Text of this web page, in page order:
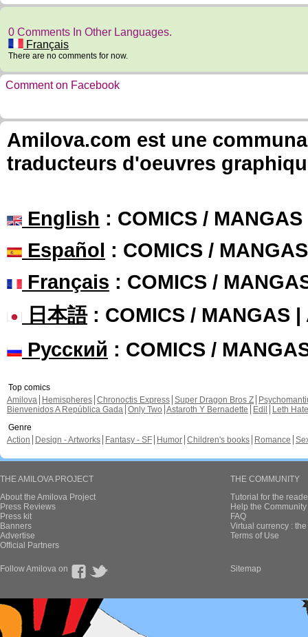
0 Comments In Other Languages.
Français
There are no comments for now.
Comment on Facebook
Amilova.com est une
traducteurs d'oeuvres
English : COMICS /
Español : COMICS /
Français : COMICS /
日本語: COMICS / MANGAS |
Русский : COMICS /
Top comics
Amilova
Hemispheres Chronoctis Express Super Dragon Bros Z
Bienvenidos A República Gada Only Two Astaroth Y Bernadette Edil
Leth Hate
Genre
Action
Design - Artworks Fantasy - SF Humor Children's books Romance
THE AMILOVA PROJECT
About the Amilova Project
Press Reviews
Press kit
Banners
Advertise
Official Partners
THE COMMUNITY
Tutorial for the
Help the
FAQ
Virtual currency :
Terms of Use
Follow Amilova on Sitemap